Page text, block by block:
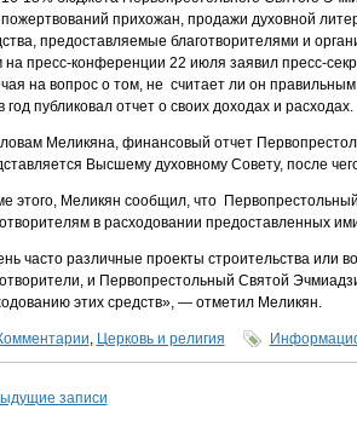
пожертвований прихожан, продажи духовной
предоставляемые благотворителями и
на пресс-конференции 22 июля заявил пресс-
на вопрос о том, не считает ли он
год публиковал отчет о своих доходах и расходах.
Меликяна, финансовый отчет
Высшему духовному Совету, после
этого, Меликян сообщил, что
в расходовании предоставленных
часто различные проекты строительства или
и Первопрестольный Святой
этих средств», — отметил Меликян.
, Церковь и религия
записи